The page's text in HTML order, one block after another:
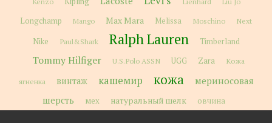
Longchamp Mango Max Mara Melissa Moschino
Next
Nike
Paul&Shark Ralph Lauren Timberland
Tommy Hilfiger U.S.Polo ASSN UGG Zara
Кожа
ягненка
винтаж кашемир кожа
мериносовая
шерсть
мех натуральный шелк овчина